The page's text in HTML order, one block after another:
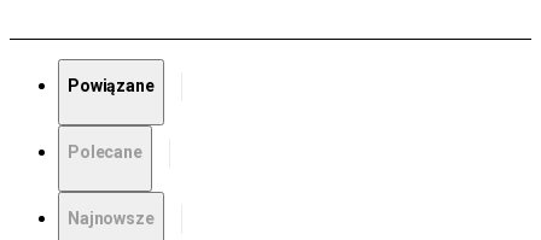
Powiązane
Polecane
Najnowsze